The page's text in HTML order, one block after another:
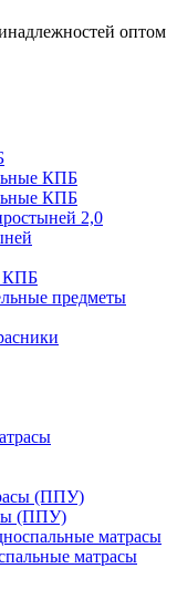
оптом
КПБ
КПБ
2,0
КПБ
предметы
(ППУ)
матрасы
матрасы